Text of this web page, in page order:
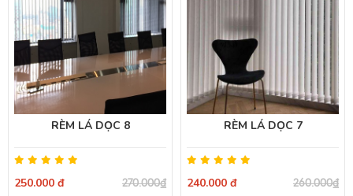
RÈM LÁ DỌC 8
250.000 đ 270.000₫
RÈM LÁ DỌC 7
240.000 đ 260.000₫